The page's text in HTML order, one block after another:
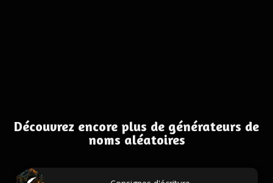
Découvrez encore plus de générateurs de
noms aléatoires